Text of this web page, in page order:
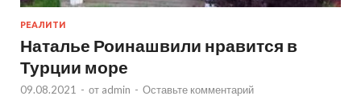
РЕАЛИТИ
Наталье Роинашвили нравится в
Турции море
09.08.2021 - от admin - Оставьте комментарий